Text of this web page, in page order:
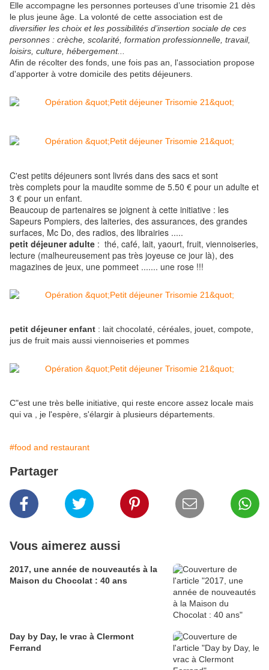
Elle accompagne les personnes porteuses d’une trisomie 21 dès
le plus jeune âge. La volonté de cette association est de
diversifier les choix et les possibilités d’insertion sociale de ces
personnes : crèche, scolarité, formation professionnelle, travail,
loisirs, culture, hébergement...
Afin de récolter des fonds, une fois pas an, l'association propose
d'apporter à votre domicile des petits déjeuners.
C'est petits déjeuners sont livrés dans des sacs et sont
très complets pour la maudite somme de 5.50 € pour un adulte et
3 € pour un enfant.
Beaucoup de partenaires se joignent à cette initiative : les
Sapeurs Pompiers, des laiteries, des assurances, des grandes
surfaces, Mc Do, des radios, des librairies .....
petit déjeuner adulte : thé, café, lait, yaourt, fruit, viennoiseries,
lecture (malheureusement pas très joyeuse ce jour là), des
magazines de jeux, une pommeet ....... une rose !!!
petit déjeuner enfant : lait chocolaté, céréales, jouet, compote,
jus de fruit mais aussi viennoiseries et pommes
C"est une très belle initiative, qui reste encore assez locale mais
qui va , je l'espère, s'élargir à plusieurs départements.
#food and restaurant
Partager
Vous aimerez aussi
2017, une année de nouveautés à la
Maison du Chocolat : 40 ans
Day by Day, le vrac à Clermont
Ferrand